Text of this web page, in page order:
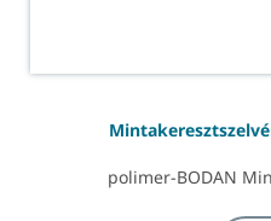
polimer-BODAN